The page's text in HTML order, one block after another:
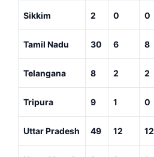
Sikkim 2 0 0
Tamil Nadu 30 6 8
Telangana 8 2 2
Tripura 9 1 0
Uttar Pradesh 49 12 12